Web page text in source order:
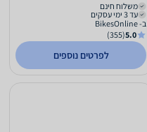
משלוח חינם
עד 3 ימי עסקים
ב- BikesOnline
5.0
(355)
לפרטים נוספים